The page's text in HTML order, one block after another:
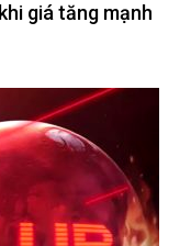
giá tăng mạnh